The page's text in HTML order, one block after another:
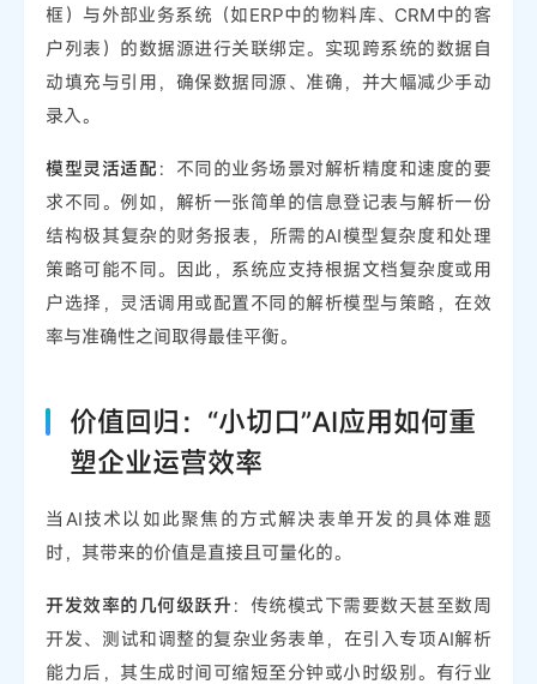
框）与外部业务系统（如ERP中的物料库、CRM中的客
户列表）的数据源进行关联绑定。实现跨系统的数据自
动填充与引用，确保数据同源、准确，并大幅减少手动
录入。
模型灵活适配 ：不同的业务场景对解析精度和速度的要
求不同。例如，解析一张简单的信息登记表与解析一份
结构极其复杂的财务报表，所需的AI模型复杂度和处理
策略可能不同。因此，系统应支持根据文档复杂度或用
户选择，灵活调用或配置不同的解析模型与策略，在效
率与准确性之间取得最佳平衡。
价值回归：“小切口”AI应用如何重
塑企业运营效率
当AI技术以如此聚焦的方式解决表单开发的具体难题
时，其带来的价值是直接且可量化的。
开发效率的几何级跃升 ：传统模式下需要数天甚至数周
开发、测试和调整的复杂业务表单，在引入专项AI解析
能力后，其生成时间可缩短至分钟或小时级别。有行业